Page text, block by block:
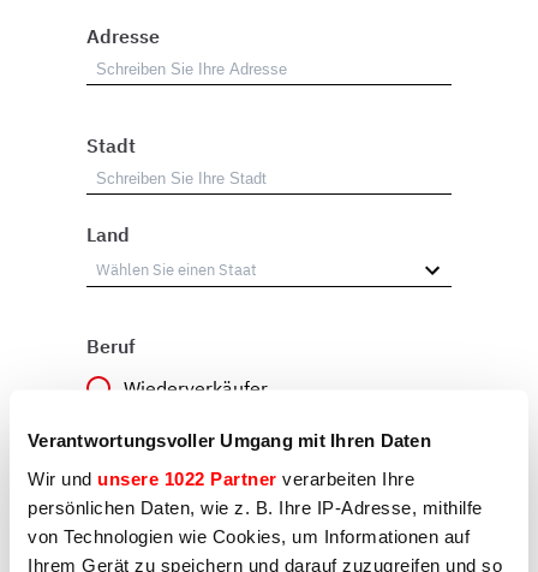
Verantwortungsvoller Umgang mit Ihren Daten
Wir und unsere 1022 Partner verarbeiten Ihre
persönlichen Daten, wie z. B. Ihre IP-Adresse, mithilfe
von Technologien wie Cookies, um Informationen auf
Ihrem Gerät zu speichern und darauf zuzugreifen und so
Adresse
Stadt
Land
Beruf
Wiederverkäufer
Benutzer
Sonstiges